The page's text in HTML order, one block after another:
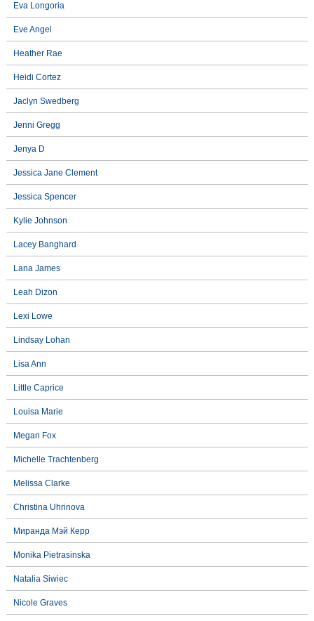
Eva Longoria
Eve Angel
Heather Rae
Heidi Cortez
Jaclyn Swedberg
Jenni Gregg
Jenya D
Jessica Jane Clement
Jessica Spencer
Kylie Johnson
Lacey Banghard
Lana James
Leah Dizon
Lexi Lowe
Lindsay Lohan
Lisa Ann
Little Caprice
Louisa Marie
Megan Fox
Michelle Trachtenberg
Melissa Clarke
Christina Uhrinova
Миранда Мэй Керр
Monika Pietrasinska
Natalia Siwiec
Nicole Graves